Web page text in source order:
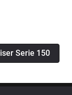
Serie 150